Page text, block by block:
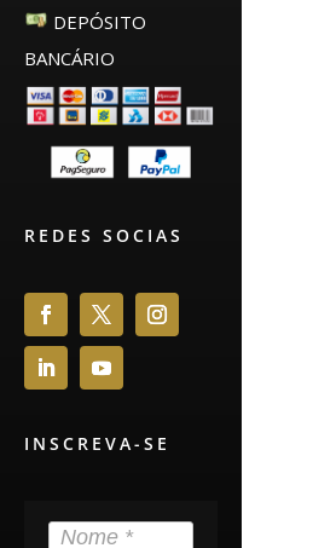
DEPÓSITO
BANCÁRIO
REDES SOCIAS
INSCREVA-SE